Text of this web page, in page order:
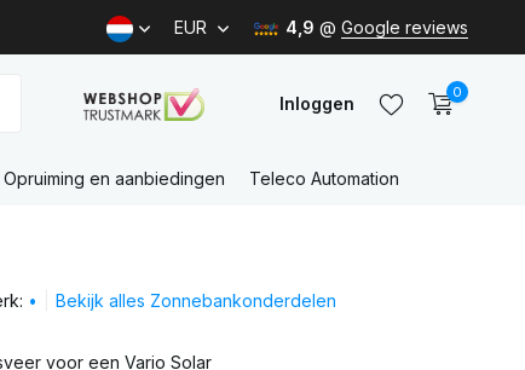
EUR 4,9 @ Google reviews
Inloggen
Account
0
Opruiming en aanbiedingen Teleco Automation
• Bekijk alles Zonnebankonderdelen
voor een Vario Solar